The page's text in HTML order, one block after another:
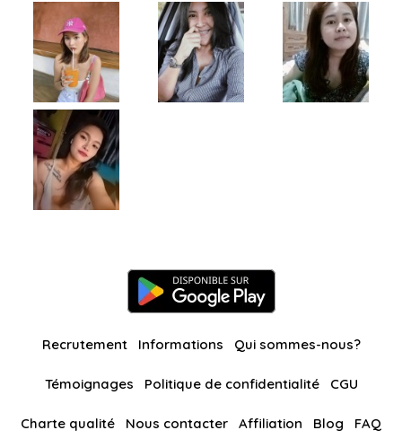
Recrutement Informations Qui sommes-nous?
Témoignages Politique de confidentialité CGU
Charte qualité Nous contacter Affiliation Blog FAQ